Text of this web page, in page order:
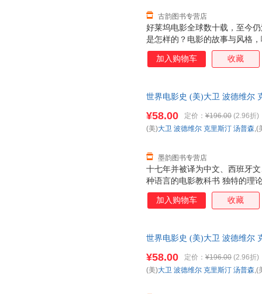
好莱坞电影全球数十载，至今
是怎样的？电影的故事与风格
析，带你寻找电影中的小秘密
以“叫好又叫座”！
古韵图书专营店
加入购物车 收藏
世界电影史 (美)大卫 波德维尔
十七年并被译为中文、西班牙
种语言的电影教科书 独特的理
影发展脉络，全面解析电影与
领衔的3D时代，纵览电影百年
富的研究细节与更翔实的资料
方便阅读查询，满足读者研究
¥58.00 定价： ¥196.00 (2.96折)
墨韵图书专营店
(美)大卫 波德维尔 克里斯汀 汤普森,(
加入购物车 收藏
世界电影史 (美)大卫 波德维尔
¥58.00 定价： ¥196.00 (2.96折)
(美)大卫 波德维尔 克里斯汀 汤普森,(